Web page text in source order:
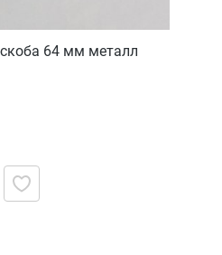
64 мм металл